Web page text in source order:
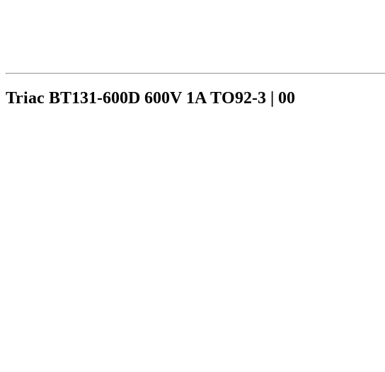
Triac BT131-600D 600V 1A TO92-3 | 00